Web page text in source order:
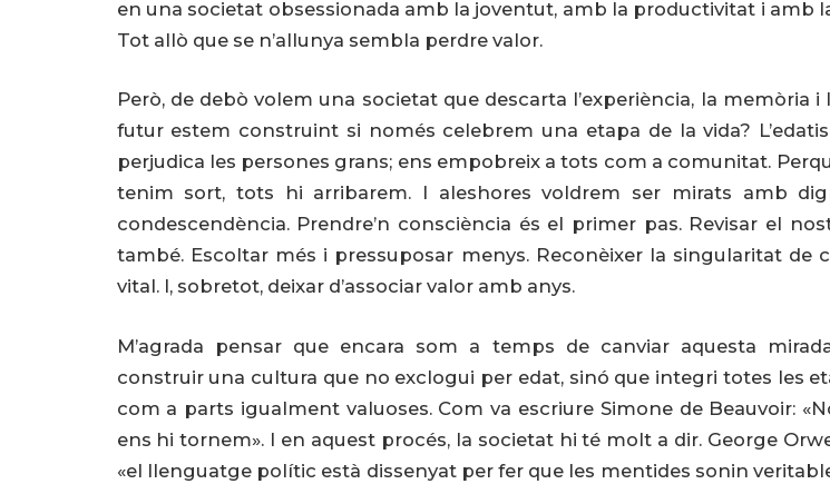
en una societat obsessionada amb la joventut, amb la productivitat i amb
Tot allò que se n’allunya sembla perdre valor.
Però, de debò volem una societat que descarta l’experiència, la memòria i
futur estem construint si només celebrem una etapa de la vida?
perjudica les persones grans; ens empobreix a tots com a comunitat.
tenim sort, tots hi arribarem. I aleshores voldrem ser mirats amb
condescendència. Prendre’n consciència és el primer pas. Revisar el
també. Escoltar més i pressuposar menys. Reconèixer la singularitat de
vital. I, sobretot, deixar d’associar valor amb anys.
M’agrada pensar que encara som a temps de canviar aquesta
construir una cultura que no exclogui per edat, sinó que integri totes les
com a parts igualment valuoses. Com va escriure Simone de Beauvoir:
ens hi tornem». I en aquest procés, la societat hi té molt a dir. George
«el llenguatge polític està dissenyat per fer que les mentides sonin